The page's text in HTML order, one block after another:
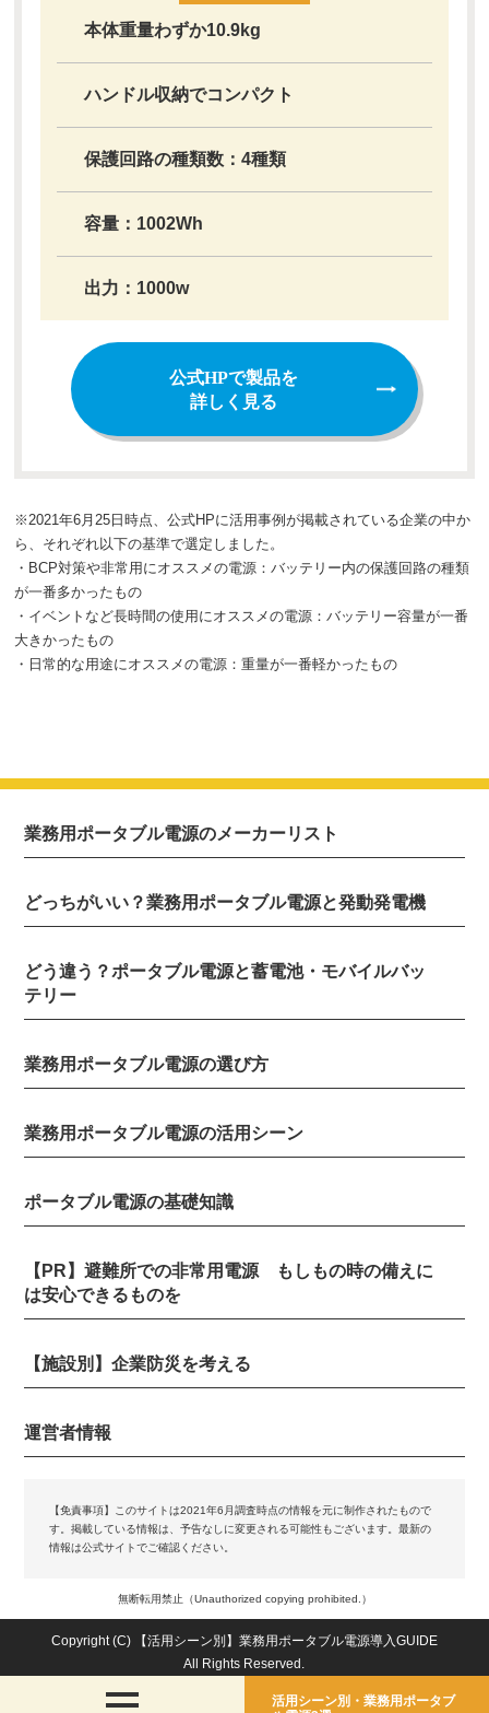
本体重量わずか10.9kg
ハンドル収納でコンパクト
保護回路の種類数：4種類
容量：1002Wh
出力：1000w
公式HPで製品を
詳しく見る
※2021年6月25日時点、公式HPに活用事例が掲載されている企業の中か
ら、それぞれ以下の基準で選定しました。
・BCP対策や非常用にオススメの電源：バッテリー内の保護回路の種類
が一番多かったもの
・イベントなど長時間の使用にオススメの電源：バッテリー容量が一番
大きかったもの
・日常的な用途にオススメの電源：重量が一番軽かったもの
活用シーン別・業務用ポータブ
業務用ポータブル電源のメーカーリスト
どっちがいい？業務用ポータブル電源と発動発電機
どう違う？ポータブル電源と蓄電池・モバイルバッ
テリー
業務用ポータブル電源の選び方
業務用ポータブル電源の活用シーン
ポータブル電源の基礎知識
【PR】避難所での非常用電源 もしもの時の備えに
は安心できるものを
【施設別】企業防災を考える
運営者情報
【免責事項】
このサイトは2021年6月調査時点の情報を元に制作されたもので
す。掲載している情報は、予告なしに変更される可能性もございます。最新の
情報は公式サイトでご確認ください。
無断転用禁止（Unauthorized copying prohibited.）
Copyright (C)
【活用シーン別】業務用ポータブル電源導入GUIDE
All Rights Reserved.